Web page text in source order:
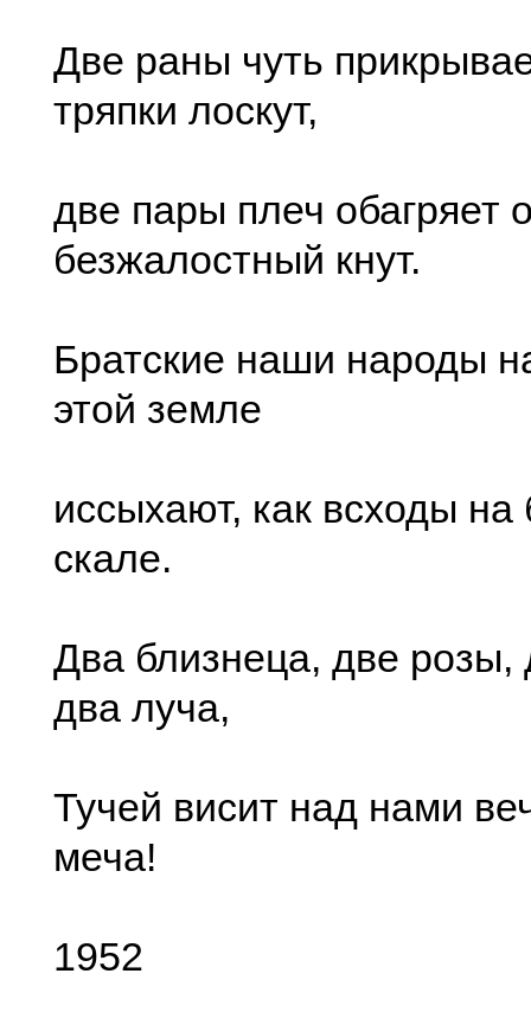
Две раны чуть
тряпки лоскут,
две пары плеч обагряет
безжалостный кнут.
Братские наши народы
этой земле
иссыхают, как всходы на
скале.
Два близнеца, две розы,
два луча,
Тучей висит над нами
меча!
1952